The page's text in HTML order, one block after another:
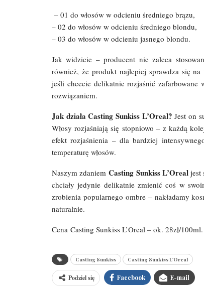
– 01 do włosów w odcieniu średniego brązu,
– 02 do włosów w odcieniu średniego blondu,
– 03 do włosów w odcieniu jasnego blondu.
Jak widzicie – producent nie zaleca
również, że produkt najlepiej sprawdza się
jeśli chcecie delikatnie rozjaśnić zafarbowane
rozwiązaniem.
Jak działa Casting Sunkiss L’Oreal? Jest on
Włosy rozjaśniają się stopniowo – z każdą
efekt rozjaśnienia – dla bardziej
temperaturę włosów.
Naszym zdaniemCasting Sunkiss L’Oreal jest
chciały jedynie delikatnie zmienić coś w
zrobienia popularnego ombre – nakładamy
naturalnie.
Cena Casting Sunkiss L’Oreal – ok. 28zł/
Casting Sunkiss Casting Sunkiss L'Oreal
Podziel się Facebook E-mail